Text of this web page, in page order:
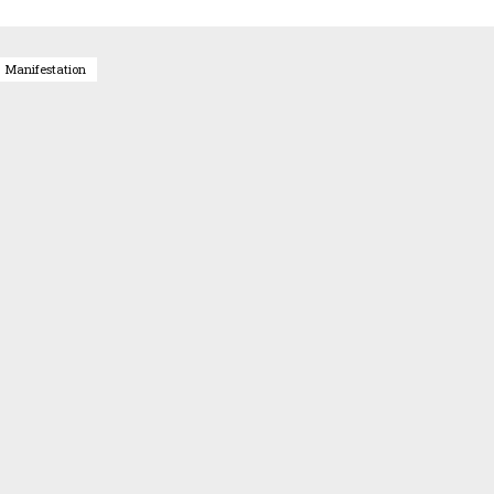
Manifestation